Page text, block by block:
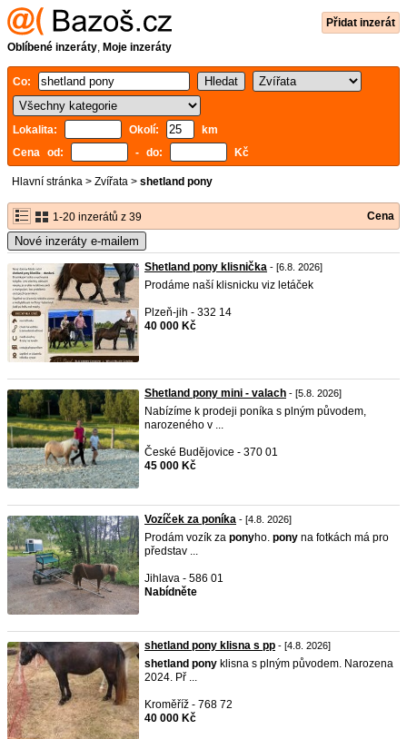
Přidat inzerát
Oblíbené inzeráty, Moje inzeráty
Co:
Lokalita: Okolí:
km
Cena od:
- do: Kč
Hlavní stránka > Zvířata > shetland pony
1-20 inzerátů z 39 Cena
Nové inzeráty e-mailem
Shetland pony klisnička - [6.8. 2026]
Prodáme naší klisnicku viz letáček
Plzeň-jih - 332 14
40 000 Kč
Shetland pony mini - valach - [5.8. 2026]
Nabízíme k prodeji poníka s plným původem,
narozeného v ...
České Budějovice - 370 01
45 000 Kč
Vozíček za poníka - [4.8. 2026]
Prodám vozík za ponyho. pony na fotkách má pro
představ ...
Jihlava - 586 01
Nabídněte
shetland pony klisna s pp - [4.8. 2026]
shetland pony klisna s plným původem. Narozena
2024. Př ...
Kroměříž - 768 72
40 000 Kč